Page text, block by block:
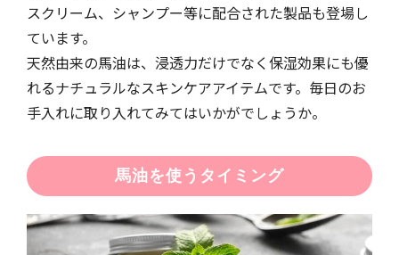
スクリーム、シャンプー等に配合された製品も登場し
ています。
天然由来の馬油は、浸透力だけでなく保湿効果にも優
れるナチュラルなスキンケアアイテムです。毎日のお
手入れに取り入れてみてはいかがでしょうか。
馬油を使うタイミング